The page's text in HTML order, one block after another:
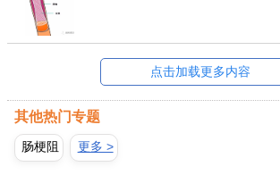
点击加载更多内容
其他热门专题
肠梗阻 更多 >